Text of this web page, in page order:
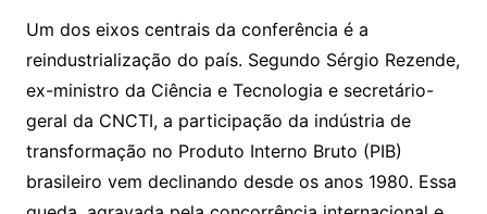
m
Um dos eixos centrais da conferência é a
reindustrialização do país. Segundo Sérgio Rezende,
ex-ministro da Ciência e Tecnologia e secretário-
geral da CNCTI, a participação da indústria de
transformação no Produto Interno Bruto (PIB)
brasileiro vem declinando desde os anos 1980. Essa